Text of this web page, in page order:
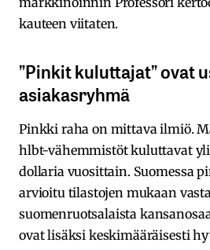
kauteen viitaten.
”Pinkit kuluttajat” ovat
asiakasryhmä
Pinkki raha on mittava ilmiö.
hlbt-vähemmistöt kuluttavat
dollaria vuosittain. Suomessa
arvioitu tilastojen mukaan
suomenruotsalaista
ovat lisäksi keskimääräisesti